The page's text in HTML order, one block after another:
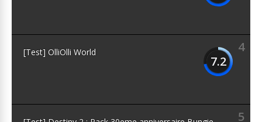
4
7.2
[Test] OlliOlli World
5